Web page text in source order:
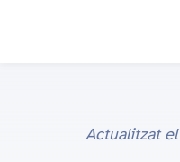
Actualitzat el